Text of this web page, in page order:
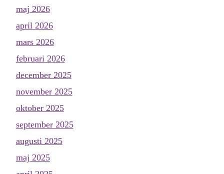
maj 2026
april 2026
mars 2026
februari 2026
december 2025
november 2025
oktober 2025
september 2025
augusti 2025
maj 2025